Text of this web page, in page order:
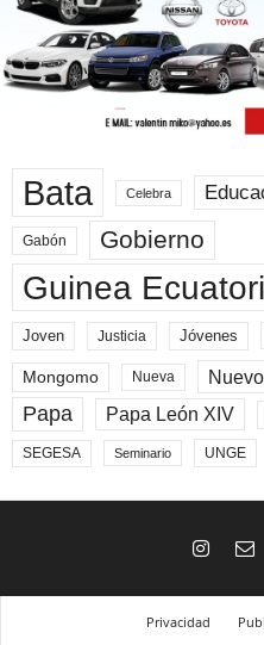
Bata Celebra
Gabón Gobierno
Guinea
Joven Justicia Jóvenes
Mongomo Nueva Nuevo
Papa Papa León XIV
SEGESA Seminario UNGE
Privacidad